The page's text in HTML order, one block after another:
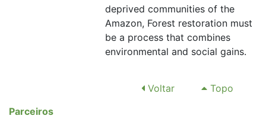
deprived communities of the
Amazon, Forest restoration must
be a process that combines
environmental and social gains.
Voltar
Topo
Parceiros